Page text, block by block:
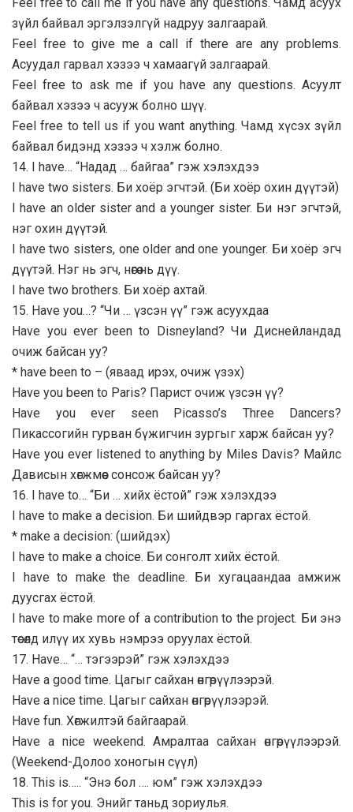
Feel free to call me if you have any questions. Чамд асуух
зүйл байвал эргэлзэлгүй надруу залгаарай.
Feel free to give me a call if there are any problems.
Асуудал гарвал хэзээ ч хамаагүй залгаарай.
Feel free to ask me if you have any questions. Асуулт
байвал хэзээ ч асууж болно шүү.
Feel free to tell us if you want anything. Чамд хүсэх зүйл
байвал бидэнд хэзээ ч хэлж болно.
14. I have… “Надад … байгаа” гэж хэлэхдээ
I have two sisters. Би хоёр эгчтэй. (Би хоёр охин дүүтэй)
I have an older sister and a younger sister. Би нэг эгчтэй,
нэг охин дүүтэй.
I have two sisters, one older and one younger. Би хоёр эгч
дүүтэй. Нэг нь эгч, нөгөө нь дүү.
I have two brothers. Би хоёр ахтай.
15. Have you…? “Чи … үзсэн үү” гэж асуухдаа
Have you ever been to Disneyland? Чи Диснейландад
очиж байсан уу?
* have been to – (яваад ирэх, очиж үзэх)
Have you been to Paris? Парист очиж үзсэн үү?
Have you ever seen Picasso’s Three Dancers?
Пикассогийн гурван бүжигчин зургыг харж байсан уу?
Have you ever listened to anything by Miles Davis? Майлс
Дависын хөгжмөөс сонсож байсан уу?
16. I have to… “Би … хийх ёстой” гэж хэлэхдээ
I have to make a decision. Би шийдвэр гаргах ёстой.
* make a decision: (шийдэх)
I have to make a choice. Би сонголт хийх ёстой.
I have to make the deadline. Би хугацаандаа амжиж
дуусгах ёстой.
I have to make more of a contribution to the project. Би энэ
төсөлд илүү их хувь нэмрээ оруулах ёстой.
17. Have… “… тэгээрэй” гэж хэлэхдээ
Have a good time. Цагыг сайхан өнгөрүүлээрэй.
Have a nice time. Цагыг сайхан өнгөрүүлээрэй.
Have fun. Хөгжилтэй байгаарай.
Have a nice weekend. Амралтаа сайхан өнгөрүүлээрэй.
(Weekend-Долоо хоногын сүүл)
18. This is….. “Энэ бол …. юм” гэж хэлэхдээ
This is for you. Энийг таньд зориулья.